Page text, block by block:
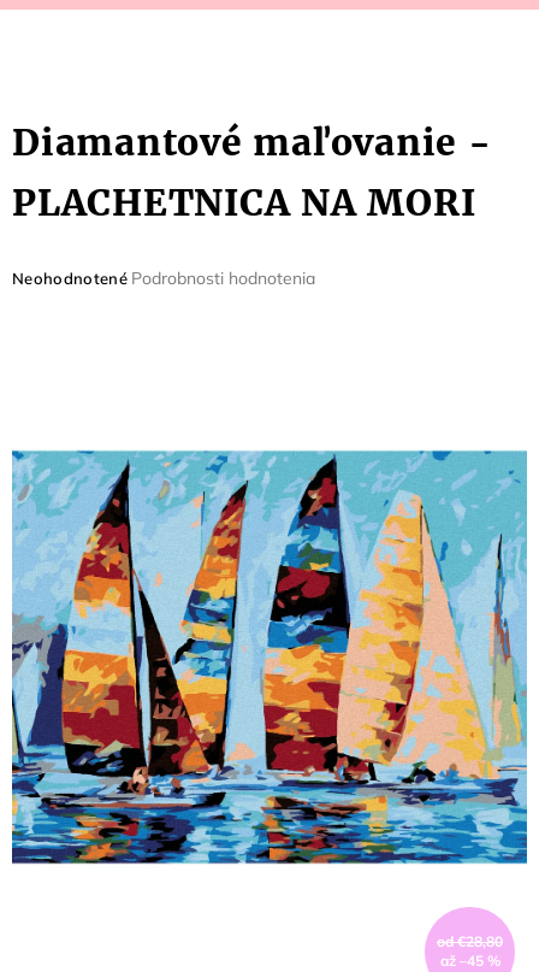
Diamantové maľovanie -
PLACHETNICA NA MORI
Priemerné
Neohodnotené Podrobnosti hodnotenia
od €28,80
až –45 %